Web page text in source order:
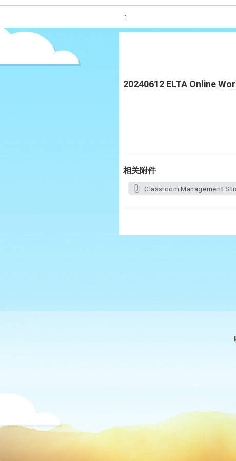
:::
20240612 ELTA Online
相关附件
Classroom Management